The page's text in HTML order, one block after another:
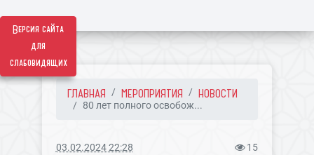
Версия сайта
для
слабовидящих
ГЛАВНАЯ МЕРОПРИЯТИЯ НОВОСТИ
80 лет полного освобож...
03.02.2024 22:28 15